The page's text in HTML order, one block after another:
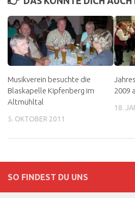
Musikverein besuchte die
Blaskapelle Kipfenberg im
Altmühltal
5. OKTOBER 2011
2009
18.
SO FINDEST DU UNS